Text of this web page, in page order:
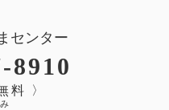
センター
8910
料 〉